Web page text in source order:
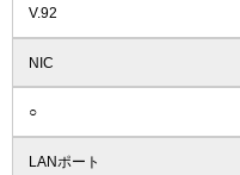
V.92
NIC
○
LANポート